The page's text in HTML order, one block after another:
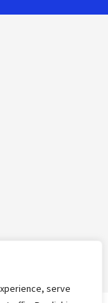
serve